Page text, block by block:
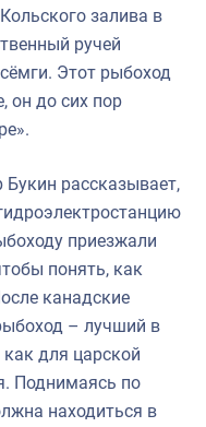
залива в
ручей
Этот рыбоход
он до сих пор
рассказывает,
приезжали
понять, как
канадские
– лучший в
для царской
Поднимаясь по
находиться в